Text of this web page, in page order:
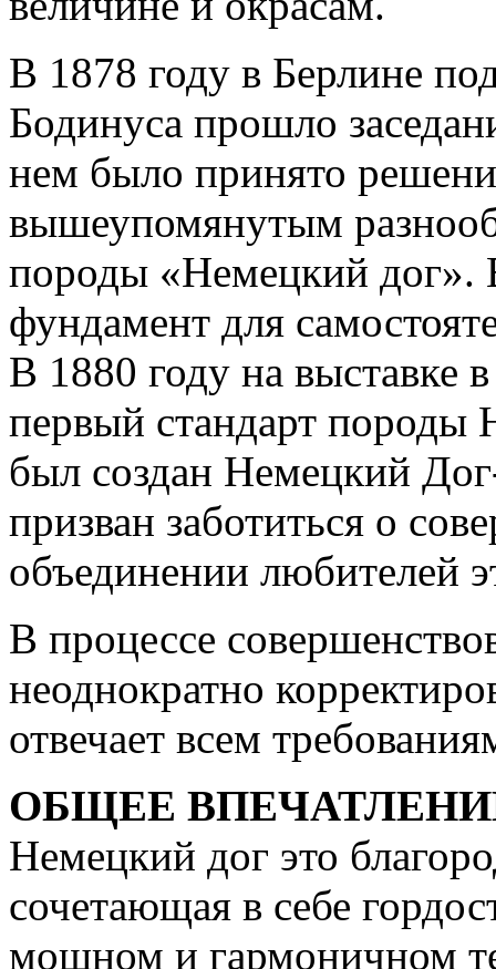
В 1878 году в Берлине
Бодинуса прошло
нем было принято
вышеупомянутым
породы «Немецкий дог».
фундамент для
В 1880 году на выставке
первый стандарт породы
был создан Немецкий
призван заботиться о
объединении любителей
В процессе
неоднократно
отвечает всем
ОБЩЕЕ
Немецкий дог это
сочетающая в себе
мощном и гармоничном